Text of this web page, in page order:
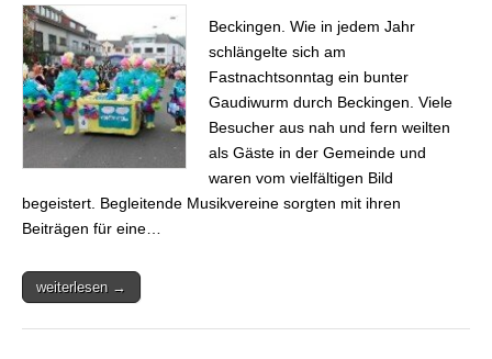
Beckingen. Wie in jedem Jahr
schlängelte sich am
Fastnachtsonntag ein bunter
Gaudiwurm durch Beckingen. Viele
Besucher aus nah und fern weilten
als Gäste in der Gemeinde und
waren vom vielfältigen Bild
begeistert. Begleitende Musikvereine sorgten mit ihren
Beiträgen für eine…
weiterlesen →